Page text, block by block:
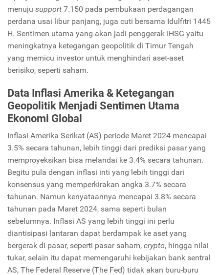
menuju support 7.150 pada pembukaan perdagangan
perdana usai libur panjang, juga cuti bersama Idulfitri 1445
H. Sentimen utama yang akan jadi penggerak IHSG yaitu
meningkatnya ketegangan geopolitik di Timur Tengah
yang memicu investor untuk menghindari aset-aset
berisiko, seperti saham.
Data Inflasi Amerika & Ketegangan
Geopolitik Menjadi Sentimen Utama
Ekonomi Global
Inflasi Amerika Serikat (AS) periode Maret 2024 mencapai
3.5% secara tahunan, lebih tinggi dari prediksi pasar yang
memproyeksikan bisa melandai ke 3.4% secara tahunan.
Begitu pula dengan inflasi inti yang lebih tinggi dari
konsensus yang memperkirakan angka 3.7% secara
tahunan. Namun kenyataannya mencapai 3.8% secara
tahunan pada Maret 2024, sama seperti bulan
sebelumnya. Inflasi AS yang lebih tinggi ini perlu
diantisipasi lantaran dapat berdampak ke aset yang
bergerak di pasar, seperti pasar saham, crypto, hingga nilai
tukar, selain itu dapat memengaruhi kebijakan bank sentral
AS, The Federal Reserve (The Fed) tidak akan buru-buru